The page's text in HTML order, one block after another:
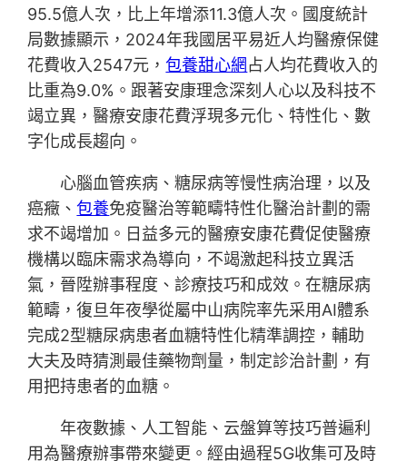
95.5億人次，比上年增添11.3億人次。國度統計
局數據顯示，2024年我國居平易近人均醫療保健
花費收入2547元，包養甜心網占人均花費收入的
比重為9.0%。跟著安康理念深刻人心以及科技不
竭立異，醫療安康花費浮現多元化、特性化、數
字化成長趨向。
心腦血管疾病、糖尿病等慢性病治理，以及
癌癥、包養免疫醫治等範疇特性化醫治計劃的需
求不竭增加。日益多元的醫療安康花費促使醫療
機構以臨床需求為導向，不竭激起科技立異活
氣，晉陞辦事程度、診療技巧和成效。在糖尿病
範疇，復旦年夜學從屬中山病院率先采用AI體系
完成2型糖尿病患者血糖特性化精準調控，輔助
大夫及時猜測最佳藥物劑量，制定診治計劃，有
用把持患者的血糖。
年夜數據、人工智能、云盤算等技巧普遍利
用為醫療辦事帶來變更。經由過程5G收集可及時